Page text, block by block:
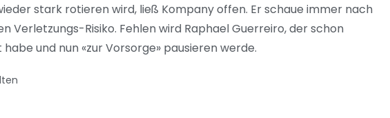
stark rotieren wird, ließ Kompany offen. Er schaue immer nach
Verletzungs-Risiko. Fehlen wird Raphael Guerreiro, der schon
und nun «zur Vorsorge» pausieren werde.